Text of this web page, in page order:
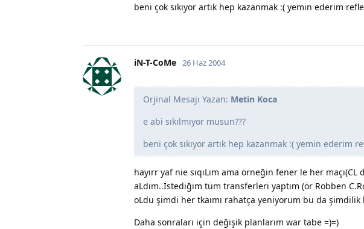
beni çok sıkıyor artık hep kazanmak :( yemin ederim
iN-T-CoMe 26 Haz 2004
Orjinal Mesajı Yazan: Metin Koca
e abi sıkılmıyor musun???
beni çok sıkıyor artık hep kazanmak :( yemin
hayırr yaf nie sıqıLım ama örneğin fener le her
aLdım..İstediğim tüm transferleri yaptım (ör Robben
oLdu şimdi her tkaımı rahatça yeniyorum bu da şimdilik
Daha sonraları için değişik planlarım war tabe =)=)